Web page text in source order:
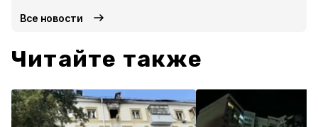
Все новости
Читайте также